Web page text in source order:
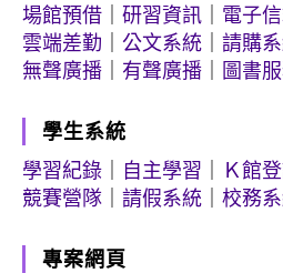
場館預借
研習資訊
電子
雲端差勤
公文系統
請購
無聲廣播
有聲廣播 圖書
學生系統
學習紀錄
自主學習
Ｋ館
競賽營隊
請假系統 校務
專案網頁